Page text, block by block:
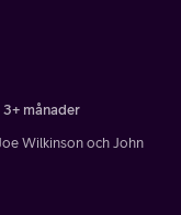
månader
Wilkinson och John